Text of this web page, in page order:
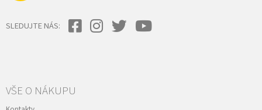
SLEDUJTE NÁS:
VŠE O NÁKUPU